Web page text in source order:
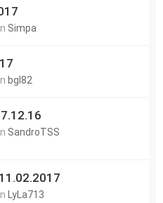
Simpa
bgl82
SandroTSS
LyLa713